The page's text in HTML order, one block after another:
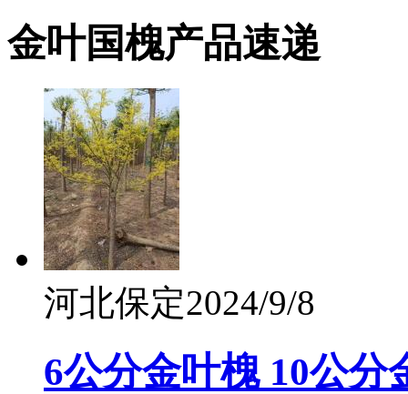
金叶国槐产品速递
河北保定2024/9/8
6公分金叶槐 10公分